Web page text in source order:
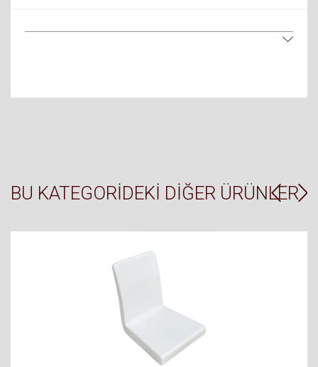
BU KATEGORIDEKI DIĞER ÜRÜNLER